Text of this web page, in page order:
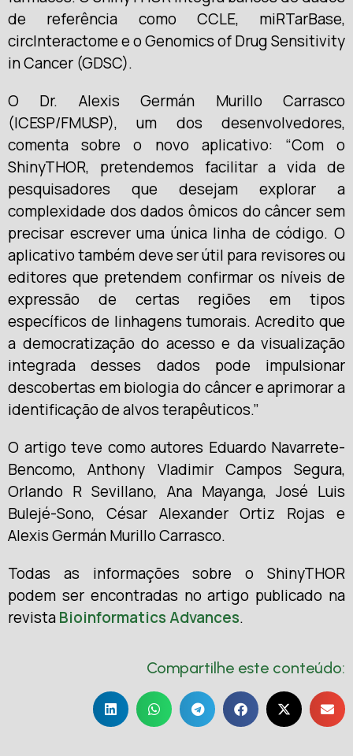
de referência como CCLE, miRTarBase,
circInteractome e o Genomics of Drug Sensitivity
in Cancer (GDSC).
O Dr. Alexis Germán Murillo Carrasco
(ICESP/FMUSP), um dos desenvolvedores,
comenta sobre o novo aplicativo: “Com o
ShinyTHOR, pretendemos facilitar a vida de
pesquisadores que desejam explorar a
complexidade dos dados ômicos do câncer sem
precisar escrever uma única linha de código. O
aplicativo também deve ser útil para revisores ou
editores que pretendem confirmar os níveis de
expressão de certas regiões em tipos
específicos de linhagens tumorais. Acredito que
a democratização do acesso e da visualização
integrada desses dados pode impulsionar
descobertas em biologia do câncer e aprimorar a
identificação de alvos terapêuticos.”
O artigo teve como autores Eduardo Navarrete-
Bencomo, Anthony Vladimir Campos Segura,
Orlando R Sevillano, Ana Mayanga, José Luis
Bulejé-Sono, César Alexander Ortiz Rojas e
Alexis Germán Murillo Carrasco.
Todas as informações sobre o ShinyTHOR
podem ser encontradas no artigo publicado na
revistaBioinformatics Advances.
Compartilhe este conteúdo: